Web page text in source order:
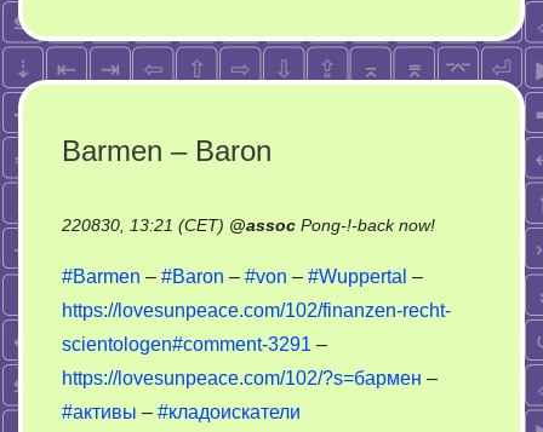
Barmen – Baron
220830, 13:21 (CET) @assoc Pong-!-back now!on
Baron
#Barmen – #Baron – #von – #Wuppertal –
https://lovesunpeace.com/102/finanzen-recht-
scientologen#comment-3291 –
https://lovesunpeace.com/102/?s=бармен –
#активы – #кладоискатели